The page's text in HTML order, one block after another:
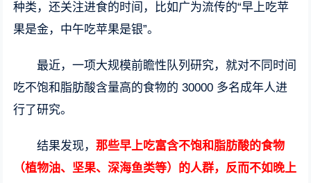
种类，还关注进食的时间，比如广为流传的“早上吃苹
果是金，中午吃苹果是银”。
最近，一项大规模前瞻性队列研究，就对不同时间
吃不饱和脂肪酸含量高的食物的 30000 多名成年人进
行了研究。
结果发现， 那些早上吃富含不饱和脂肪酸的食物
（植物油、坚果、深海鱼类等）的人群，反而不如晚上